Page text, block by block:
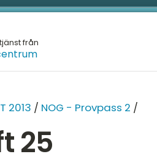
från
2013 / NOG - Provpass 2 /
25